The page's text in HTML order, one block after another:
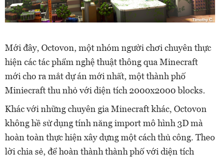
Mới đây, Octovon, một nhóm người chơi chuyên thực
hiện các tác phẩm nghệ thuật thông qua Minecraft
mới cho ra mắt dự án mới nhất, một thành phố
Miniecraft thu nhỏ với diện tích 2000x2000 blocks.
Khác với những chuyên gia Minecraft khác, Octovon
không hề sử dụng tính năng import mô hình 3D mà
hoàn toàn thực hiện xây dựng một cách thủ công. Theo
lời chia sẻ, để hoàn thành thành phố với diện tích